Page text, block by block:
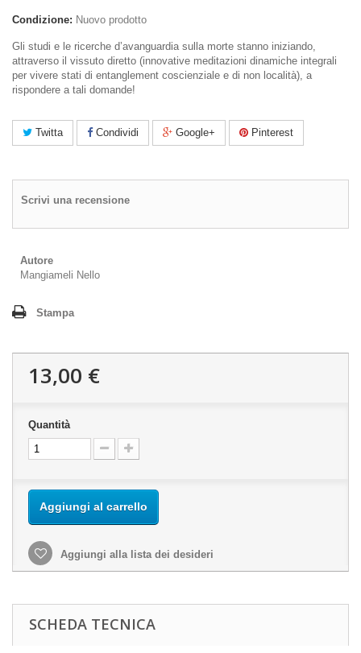
Condizione: Nuovo prodotto
Gli studi e le ricerche d’avanguardia sulla morte stanno iniziando,
attraverso il vissuto diretto (innovative meditazioni dinamiche integrali
per vivere stati di entanglement coscienziale e di non località), a
rispondere a tali domande!
Twitta Condividi Google+ Pinterest
Scrivi una recensione
Autore
Mangiameli Nello
Stampa
13,00 €
Quantità
Aggiungi al carrello
Aggiungi alla lista dei desideri
SCHEDA TECNICA